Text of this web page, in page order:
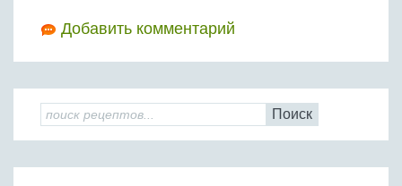
Добавить комментарий
Поиск